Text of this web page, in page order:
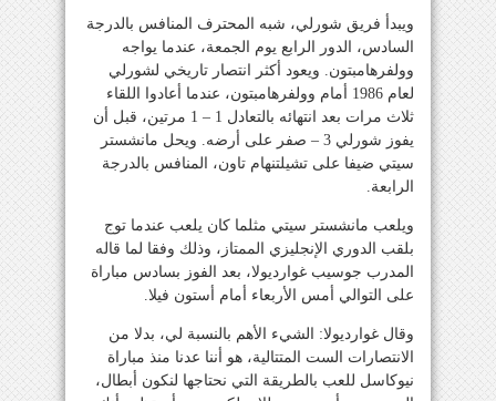
ويبدأ فريق شورلي، شبه المحترف المنافس بالدرجة
السادس، الدور الرابع يوم الجمعة، عندما يواجه
وولفرهامبتون. ويعود أكثر انتصار تاريخي لشورلي
لعام 1986 أمام وولفرهامبتون، عندما أعادوا اللقاء
ثلاث مرات بعد انتهائه بالتعادل 1 – 1 مرتين، قبل أن
يفوز شورلي 3 – صفر على أرضه. ويحل مانشستر
سيتي ضيفا على تشيلتنهام تاون، المنافس بالدرجة
الرابعة.
ويلعب مانشستر سيتي مثلما كان يلعب عندما توج
بلقب الدوري الإنجليزي الممتاز، وذلك وفقا لما قاله
المدرب جوسيب غوارديولا، بعد الفوز بسادس مباراة
على التوالي أمس الأربعاء أمام أستون فيلا.
وقال غوارديولا: الشيء الأهم بالنسبة لي، بدلا من
الانتصارات الست المتتالية، هو أننا عدنا منذ مباراة
نيوكاسل للعب بالطريقة التي نحتاجها لنكون أبطال،